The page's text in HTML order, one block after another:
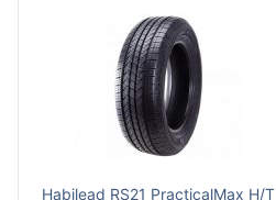
Habilead RS21 PracticalMax H/T